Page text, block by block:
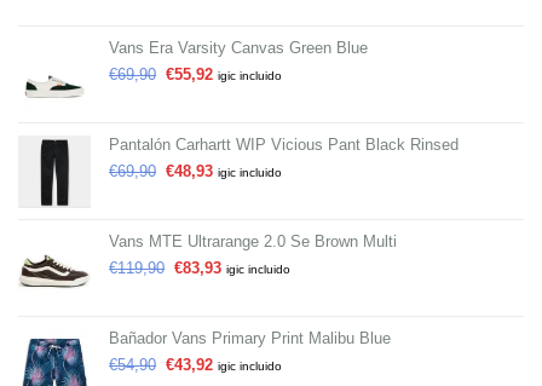
Vans Era Varsity Canvas Green Blue
€69,90 €55,92 igic incluido
Pantalón Carhartt WIP Vicious Pant Black Rinsed
€69,90 €48,93 igic incluido
Vans MTE Ultrarange 2.0 Se Brown Multi
€119,90 €83,93 igic incluido
Bañador Vans Primary Print Malibu Blue
€54,90 €43,92 igic incluido